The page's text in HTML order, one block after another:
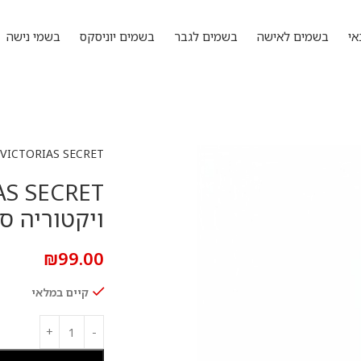
בשמים לאישה בשמים לגבר בשמים יוניסקס בשמי נישה
VICTORIAS SECRET
ויקטוריה
₪99.00
קיים במלאי